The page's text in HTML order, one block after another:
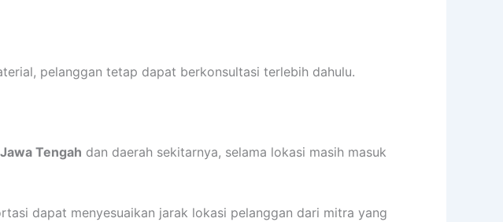
pelanggan tetap dapat berkonsultasi terlebih dahulu.
Tengah dan daerah sekitarnya, selama lokasi masih masuk
dapat menyesuaikan jarak lokasi pelanggan dari mitra yang